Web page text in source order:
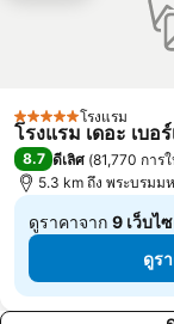
บีทีเอส สะพานตากสิน
บีทีเอส อนุสาวรีย์ชัยส
บีทีเอส บางนา
5 ดาว โรงแรม
โรงแรม เดอะ เบอ
8.7 ดีเลิศ (81,770 การ
5.3 km ถึง พระบรมม
ดูราคาจาก 9 เว็บไ
จาก
฿2,061 ดูร